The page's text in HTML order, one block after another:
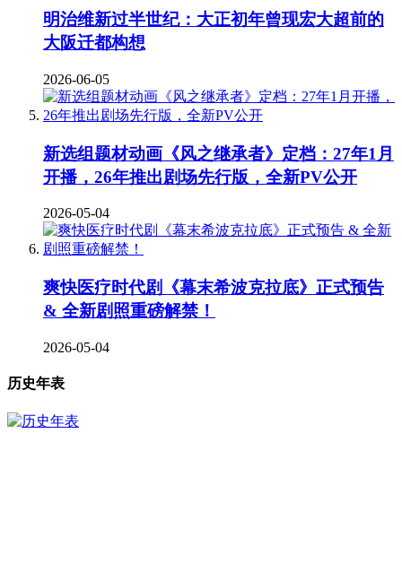
明治维新过半世纪：大正初年曾现宏大超前的
大阪迁都构想
2026-06-05
新选组题材动画《风之继承者》定档：27年1月
开播，26年推出剧场先行版，全新PV公开
2026-05-04
爽快医疗时代剧《幕末希波克拉底》正式预告
& 全新剧照重磅解禁！
2026-05-04
历史年表